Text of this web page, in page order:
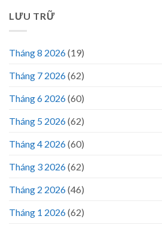
LƯU TRỮ
Tháng 8 2026(19)
Tháng 7 2026(62)
Tháng 6 2026(60)
Tháng 5 2026(62)
Tháng 4 2026(60)
Tháng 3 2026(62)
Tháng 2 2026(46)
Tháng 1 2026(62)